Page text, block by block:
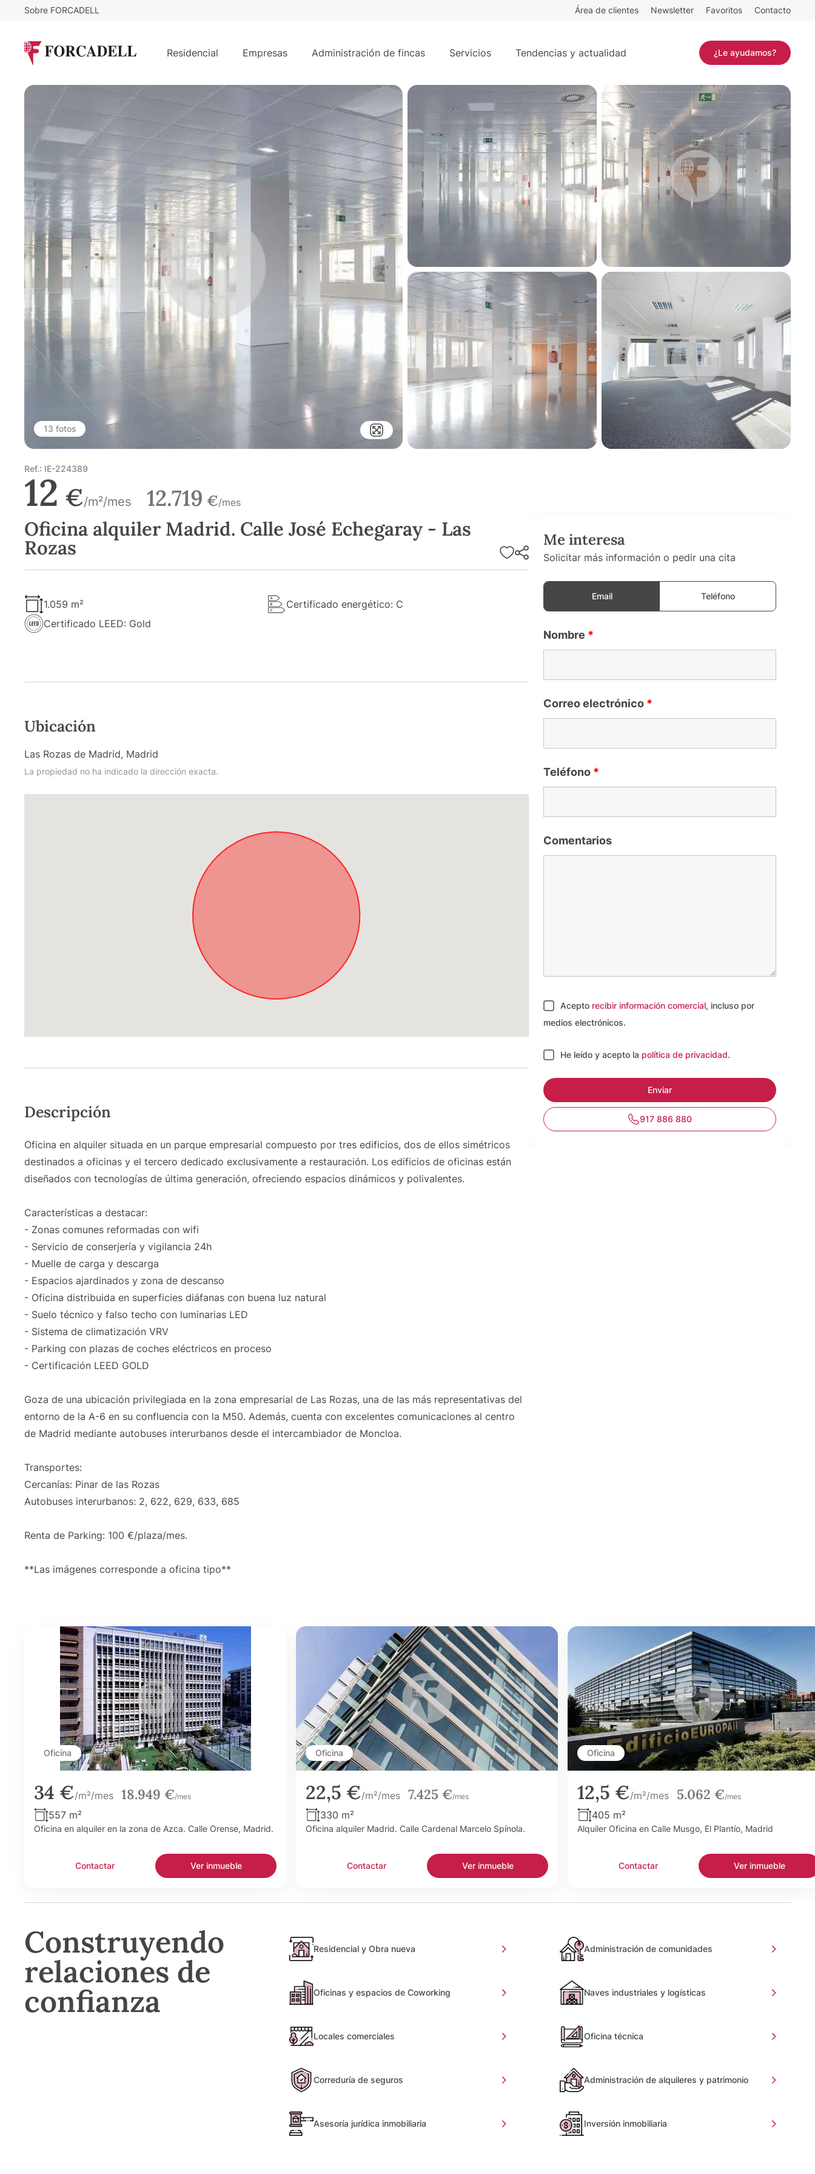
Sobre FORCADELL Área de clientes Newsletter Favoritos Contacto
Residencial Empresas Administración de fincas Servicios Tendencias y actualidad ¿Le ayudamos?
Oficina alquiler Madrid. Calle José Echegaray - Las Rozas
13 fotos
Ref.: IE-224389
12 €/m²/mes 12.719 €/mes
Oficina alquiler Madrid. Calle José Echegaray - Las
Rozas
1.059 m²
Certificado energético: C
Certificado LEED: Gold
Ubicación
Las Rozas de Madrid, Madrid
La propiedad no ha indicado la dirección exacta.
Descripción
Oficina en alquiler situada en un parque empresarial compuesto por tres edificios, dos de ellos simétricos
destinados a oficinas y el tercero dedicado exclusivamente a restauración. Los edificios de oficinas están
diseñados con tecnologías de última generación, ofreciendo espacios dinámicos y polivalentes.
Características a destacar:
- Zonas comunes reformadas con wifi
- Servicio de conserjería y vigilancia 24h
- Muelle de carga y descarga
- Espacios ajardinados y zona de descanso
- Oficina distribuida en superficies diáfanas con buena luz natural
- Suelo técnico y falso techo con luminarias LED
- Sistema de climatización VRV
- Parking con plazas de coches eléctricos en proceso
- Certificación LEED GOLD
Goza de una ubicación privilegiada en la zona empresarial de Las Rozas, una de las más representativas del
entorno de la A-6 en su confluencia con la M50. Además, cuenta con excelentes comunicaciones al centro
de Madrid mediante autobuses interurbanos desde el intercambiador de Moncloa.
Transportes:
Cercanías: Pinar de las Rozas
Autobuses interurbanos: 2, 622, 629, 633, 685
Renta de Parking: 100 €/plaza/mes.
**Las imágenes corresponde a oficina tipo**
Me interesa
Solicitar más información o pedir una cita
Email Teléfono
Nombre *
Correo electrónico *
Teléfono *
Comentarios
Acepto recibir información comercial, incluso por
medios electrónicos.
He leído y acepto la política de privacidad.
917 886 880
Oficina
34 €/m²/mes 18.949 €/mes
557 m²
Oficina en alquiler en la zona de Azca. Calle Orense, Madrid.
Contactar Ver inmueble
Oficina
22,5 €/m²/mes 7.425 €/mes
330 m²
Oficina alquiler Madrid. Calle Cardenal Marcelo Spínola.
Contactar Ver inmueble
Oficina
12,5 €/m²/mes 5.062 €/mes
405 m²
Alquiler Oficina en Calle Musgo, El Plantío, Madrid
Contactar Ver inmueble
Construyendo
relaciones de
confianza
Residencial y Obra nueva Administración de comunidades
Oficinas y espacios de Coworking Naves industriales y logísticas
Locales comerciales Oficina técnica
Correduría de seguros Administración de alquileres y patrimonio
Asesoría jurídica inmobiliaria Inversión inmobiliaria